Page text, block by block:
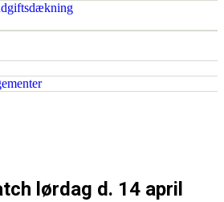
lørdag d. 14 april